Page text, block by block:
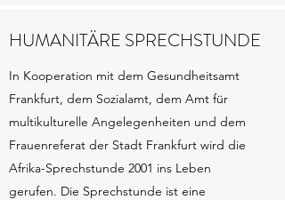
HUMANITÄRE SPRECHSTUNDE
In Kooperation mit dem Gesundheitsamt
Frankfurt, dem Sozialamt, dem Amt für
multikulturelle Angelegenheiten und dem
Frauenreferat der Stadt Frankfurt wird die
Afrika-Sprechstunde 2001 ins Leben
gerufen. Die Sprechstunde ist eine